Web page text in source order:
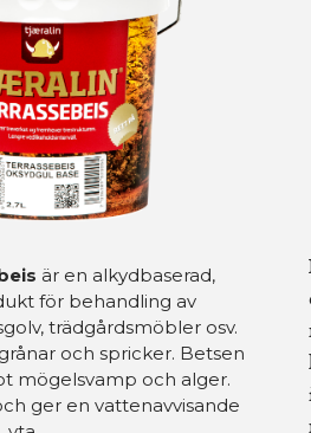
är en alkydbaserad,
för behandling av
trädgårdsmöbler osv.
och spricker. Betsen
mögelsvamp och alger.
ger en vattenavvisande